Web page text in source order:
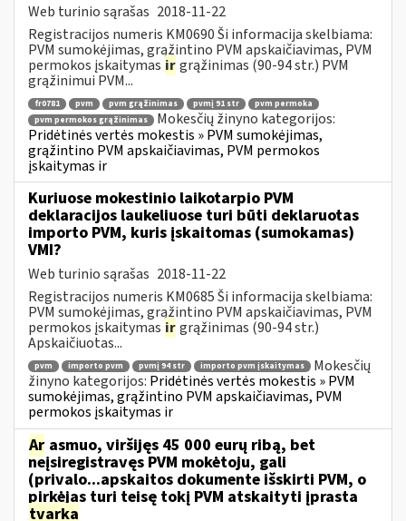
Web turinio sąrašas 2018-11-22
Registracijos numeris KM0690 Ši informacija skelbiama:
PVM sumokėjimas, grąžintino PVM apskaičiavimas, PVM
permokos įskaitymas irgrąžinimas (90-94 str.) PVM
grąžinimui PVM...
fr0781 pvm pvm grąžinimas pvmį 91 str
pvm permoka
pvm permokos grąžinimas
Mokesčių žinyno kategorijos:
Pridėtinės vertės mokestis » PVM sumokėjimas,
grąžintino PVM apskaičiavimas, PVM permokos
įskaitymas ir
Kuriuose mokestinio laikotarpio PVM
deklaracijos laukeliuose turi būti deklaruotas
importo PVM, kuris įskaitomas (sumokamas)
VMI?
Web turinio sąrašas 2018-11-22
Registracijos numeris KM0685 Ši informacija skelbiama:
PVM sumokėjimas, grąžintino PVM apskaičiavimas, PVM
permokos įskaitymas irgrąžinimas (90-94 str.)
Apskaičiuotas...
pvm importo pvm pvmį 94 str importo pvm įskaitymas
Mokesčių
žinyno kategorijos: Pridėtinės vertės mokestis » PVM
sumokėjimas, grąžintino PVM apskaičiavimas, PVM
permokos įskaitymas ir
Ar asmuo, viršijęs 45 000 eurų ribą, bet
neįsiregistravęs PVM mokėtoju, gali
(privalo...apskaitos dokumente išskirti PVM, o
pirkėjas turi teisę tokį PVM atskaityti įprasta
tvarka